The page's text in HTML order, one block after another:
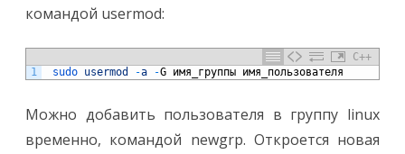
командой usermod:
C++
1
sudo usermod -a -G имя группы имя пользователя
Можно добавить пользователя в группу linux
временно, командой newgrp. Откроется новая